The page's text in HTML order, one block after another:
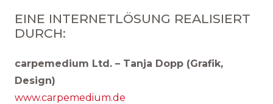
EINE INTERNETLÖSUNG REALISIERT
DURCH:
carpemedium Ltd. – Tanja Dopp (Grafik,
Design)
www.carpemedium.de